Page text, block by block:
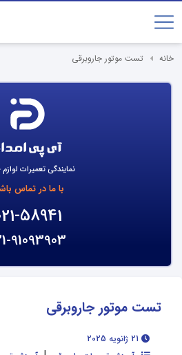
خانه تست موتور جاروبرقی
نمایندگی تعمیرات
با ما در تماس
58941
91093903
تست موتور جاروبرقی